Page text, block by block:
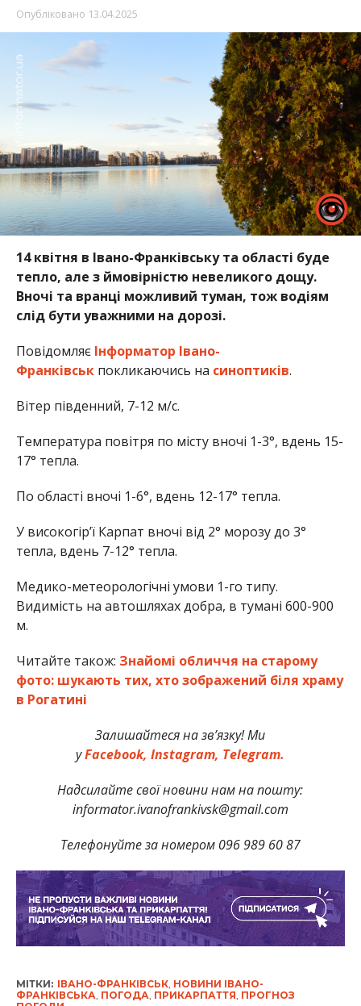
Опубліковано 13.04.2025
14 квітня в Івано-Франківську та області буде
тепло, але з ймовірністю невеликого дощу.
Вночі та вранці можливий туман, тож водіям
слід бути уважними на дорозі.
Повідомляє Інформатор Івано-
Франківськпокликаючись на синоптиків.
Вітер південний, 7-12 м/с.
Температура повітря по місту вночі 1-3°, вдень 15-
17° тепла.
По області вночі 1-6°, вдень 12-17° тепла.
У високогір’ї Карпат вночі від 2° морозу до 3°
тепла, вдень 7-12° тепла.
Медико-метеорологічні умови 1-го типу.
Видимість на автошляхах добра, в тумані 600-900
м.
Читайте також: Знайомі обличчя на старому
фото: шукають тих, хто зображений біля храму
в Рогатині
Залишайтеся на зв’язку! Ми
уFacebook, Instagram, Telegram.
Надсилайте свої новини нам на пошту:
informator.ivanofrankivsk@gmail.com
Телефонуйте за номером 096 989 60 87
МІТКИ: ІВАНО-ФРАНКІВСЬК, НОВИНИ ІВАНО-
ФРАНКІВСЬКА, ПОГОДА, ПРИКАРПАТТЯ, ПРОГНОЗ